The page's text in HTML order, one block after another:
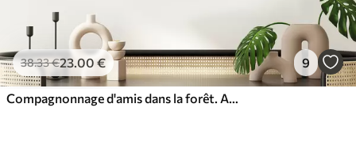
38.33€23.00 € 9